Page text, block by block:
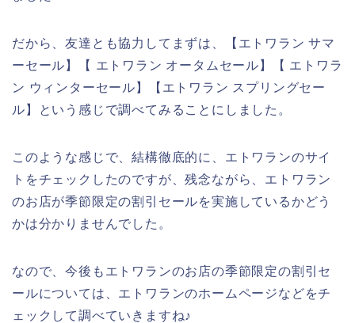
だから、友達とも協力してまずは、【エトワラン サマ
ーセール】【 エトワラン オータムセール】【 エトワラ
ン ウィンターセール】【エトワラン スプリングセー
ル】という感じで調べてみることにしました。
このような感じで、結構徹底的に、エトワランのサイ
トをチェックしたのですが、残念ながら、エトワラン
のお店が季節限定の割引セールを実施しているかどう
かは分かりませんでした。
なので、今後もエトワランのお店の季節限定の割引セ
ールについては、エトワランのホームページなどをチ
ェックして調べていきますね♪